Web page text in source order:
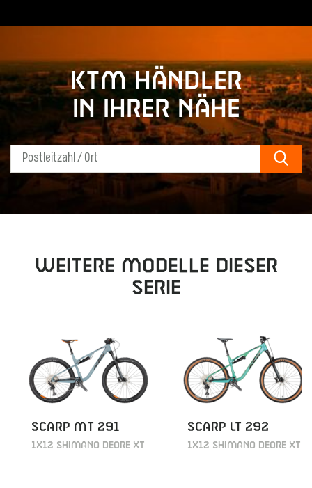
KTM Händler
in Ihrer Nähe
Weitere Modelle dieser
Serie
SCARP MT 291
1X12 SHIMANO DEORE XT
SCARP LT 292
1X12 SHIMANO DEORE XT